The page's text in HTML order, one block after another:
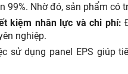
99%. Nhờ đó, sản phẩm có
kiệm nhân lực và chi phí:
nghiệp.
sử dụng panel EPS giúp